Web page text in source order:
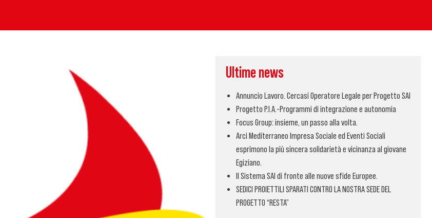
Ultime news
Annuncio Lavoro. Cercasi Operatore Legale per Progetto SAI
Progetto P.I.A.-Programmi di integrazione e autonomia
Focus Group: insieme, un passo alla volta.
Arci Mediterraneo Impresa Sociale ed Eventi Sociali
esprimono la più sincera solidarietà e vicinanza al giovane
Egiziano.
Il Sistema SAI di fronte alle nuove sfide Europee.
SEDICI PROIETTILI SPARATI CONTRO LA NOSTRA SEDE DEL
PROGETTO “RESTA”